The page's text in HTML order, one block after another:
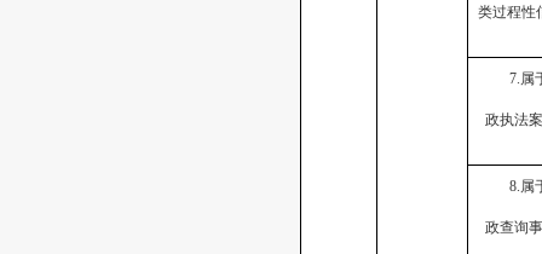
类过程性
7.属
政执法
8.属
政查询